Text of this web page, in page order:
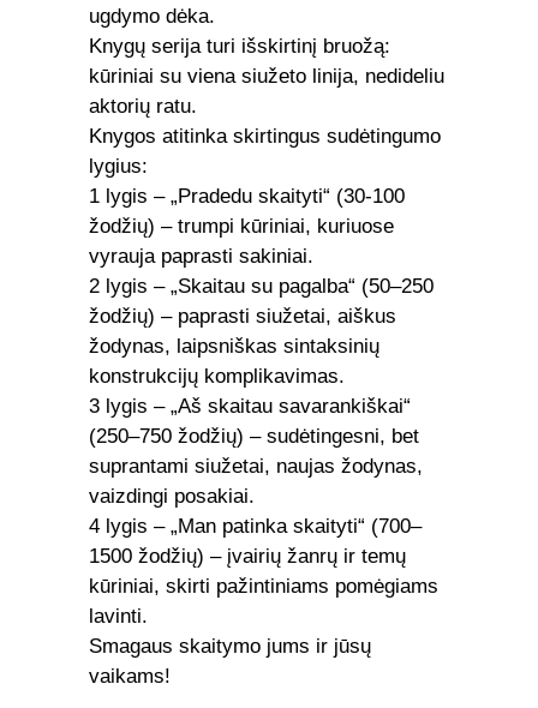
ugdymo dėka.
Knygų serija turi išskirtinį bruožą:
kūriniai su viena siužeto linija, nedideliu
aktorių ratu.
Knygos atitinka skirtingus sudėtingumo
lygius:
1 lygis – „Pradedu skaityti“ (30-100
žodžių) – trumpi kūriniai, kuriuose
vyrauja paprasti sakiniai.
2 lygis – „Skaitau su pagalba“ (50–250
žodžių) – paprasti siužetai, aiškus
žodynas, laipsniškas sintaksinių
konstrukcijų komplikavimas.
3 lygis – „Aš skaitau savarankiškai“
(250–750 žodžių) – sudėtingesni, bet
suprantami siužetai, naujas žodynas,
vaizdingi posakiai.
4 lygis – „Man patinka skaityti“ (700–
1500 žodžių) – įvairių žanrų ir temų
kūriniai, skirti pažintiniams pomėgiams
lavinti.
Smagaus skaitymo jums ir jūsų
vaikams!